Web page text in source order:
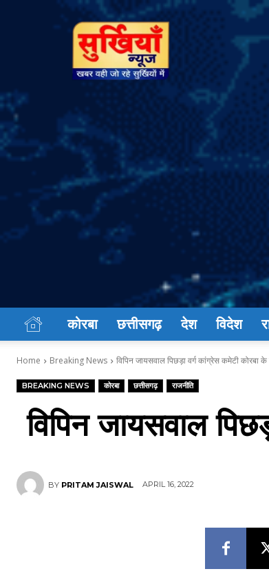
सुर्खियां
न्यूज़
कोरबा छत्तीसगढ़ देश विदेश
Home Breaking News विपिन जायसवाल पिछड़ा वर्ग कांग्रेस कमेटी कोरबा के
BREAKING NEWS कोरबा छत्तीसगढ़ राजनीति
विपिन जायसवाल
BY PRITAM JAISWAL APRIL 16, 2022